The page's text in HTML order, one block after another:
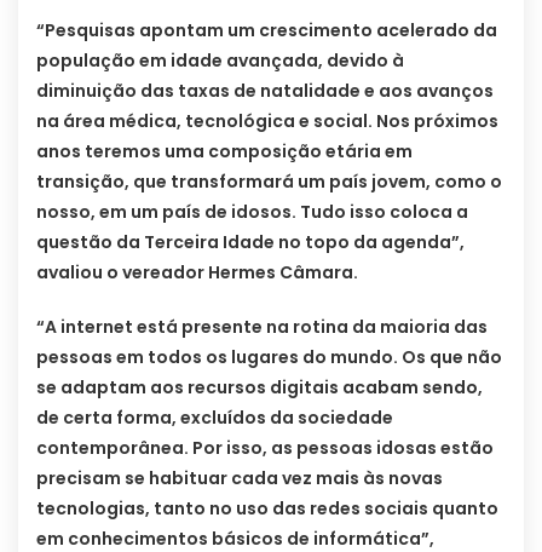
“Pesquisas apontam um crescimento acelerado da
população em idade avançada, devido à
diminuição das taxas de natalidade e aos avanços
na área médica, tecnológica e social. Nos próximos
anos teremos uma composição etária em
transição, que transformará um país jovem, como o
nosso, em um país de idosos. Tudo isso coloca a
questão da Terceira Idade no topo da agenda”,
avaliou o vereador Hermes Câmara.
“A internet está presente na rotina da maioria das
pessoas em todos os lugares do mundo. Os que não
se adaptam aos recursos digitais acabam sendo,
de certa forma, excluídos da sociedade
contemporânea. Por isso, as pessoas idosas estão
precisam se habituar cada vez mais às novas
tecnologias, tanto no uso das redes sociais quanto
em conhecimentos básicos de informática”,